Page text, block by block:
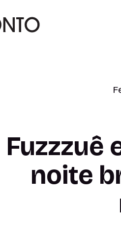
Fuzzzuê
noite